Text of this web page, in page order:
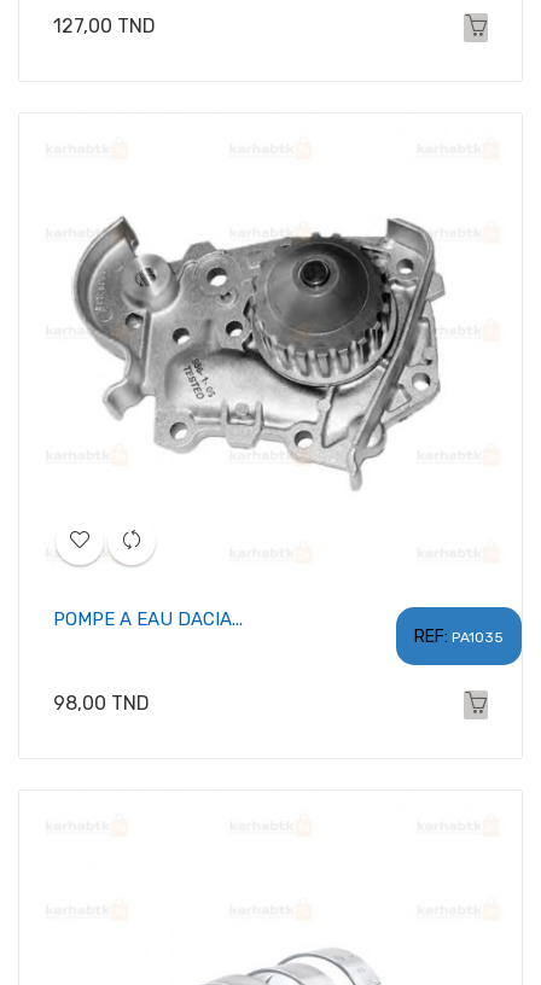
Prix
127,00 TND
REF: PA1035
POMPE A EAU DACIA...
Prix
98,00 TND